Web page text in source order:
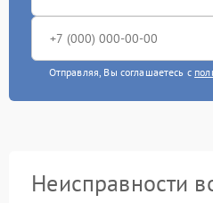
Отправляя, Вы соглашаетесь с
Неисправности